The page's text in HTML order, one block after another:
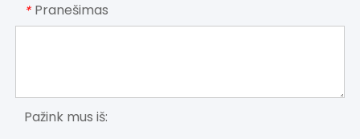
* Pranešimas
Pažink mus iš: